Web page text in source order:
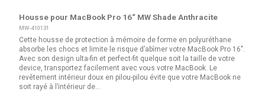
Housse pour MacBook Pro 16“ MW Shade Anthracite
MW-410131
Cette housse de protection à mémoire de forme en polyuréthane
absorbe les chocs et limite le risque d’abîmer votre MacBook Pro 16″.
Avec son design ulta-fin et perfect-fit quelque soit la taille de votre
device, transportez facilement avec vous votre MacBook. Le
revêtement intérieur doux en pilou-pilou évite que votre MacBook ne
soit rayé à l’intérieur de...